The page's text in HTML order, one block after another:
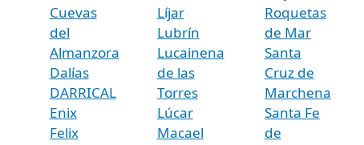
Cuevas
del
Almanzora
Dalías
DARRICAL
Enix
Felix
Líjar
Lubrín
Lucainena
de las
Torres
Lúcar
Macael
Roquetas
de Mar
Santa
Cruz de
Marchena
Santa Fe
de